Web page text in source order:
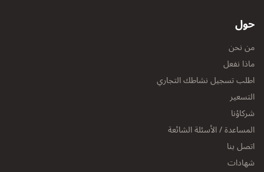
حول
من نحن
ماذا نفعل
اطلب تسجيل نشاطك التجاري
التسعير
شركاؤنا
المساعدة / الأسئلة الشائعة
اتصل بنا
شهادات